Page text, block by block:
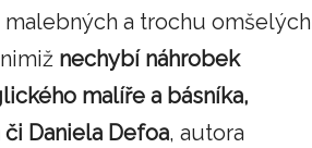
a trochu omšelých
nechybí náhrobek
malíře a básníka,
Daniela Defoa, autora